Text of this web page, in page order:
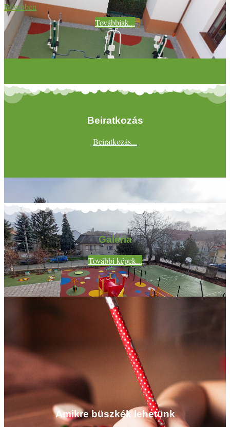
Bővebben
Továbbiak...
Beiratkozás
Beiratkozás...
Galéria
További képek...
Amikre büszkék lehetünk